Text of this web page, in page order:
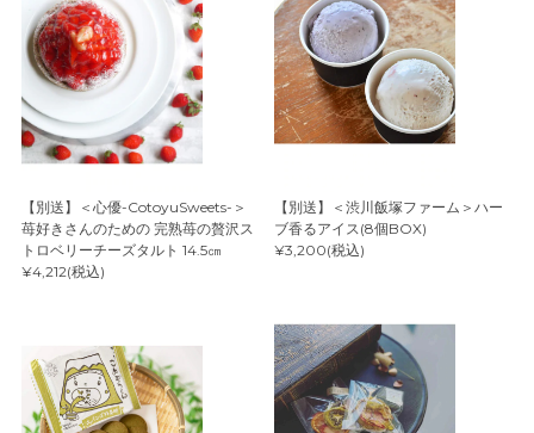
【別送】＜心優-CotoyuSweets-＞
苺好きさんのための 完熟苺の贅沢ス
トロベリーチーズタルト 14.5㎝
¥4,212(税込)
【別送】＜渋川飯塚ファーム＞ハー
ブ香るアイス(8個BOX)
¥3,200(税込)